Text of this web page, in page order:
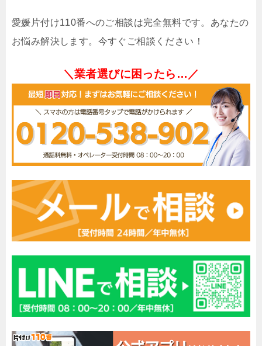
愛媛片付け110番へのご相談は完全無料です。あなたの
お悩み解決します。今すぐご相談ください！
＼業者選びに困ったら…／